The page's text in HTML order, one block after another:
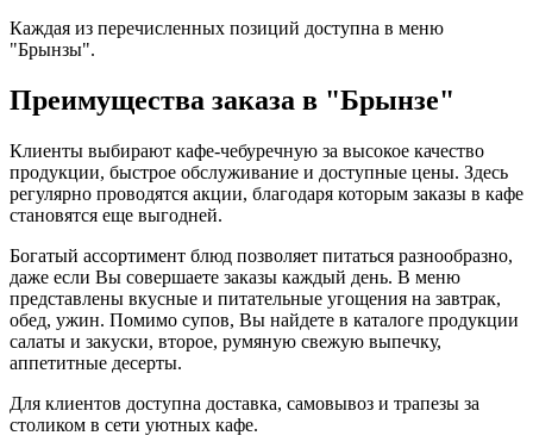
Каждая из перечисленных позиций доступна в меню
"Брынзы".
Преимущества заказа в "Брынзе"
Клиенты выбирают кафе-чебуречную за высокое качество
продукции, быстрое обслуживание и доступные цены. Здесь
регулярно проводятся акции, благодаря которым заказы в кафе
становятся еще выгодней.
Богатый ассортимент блюд позволяет питаться разнообразно,
даже если Вы совершаете заказы каждый день. В меню
представлены вкусные и питательные угощения на завтрак,
обед, ужин. Помимо супов, Вы найдете в каталоге продукции
салаты и закуски, второе, румяную свежую выпечку,
аппетитные десерты.
Для клиентов доступна доставка, самовывоз и трапезы за
столиком в сети уютных кафе.